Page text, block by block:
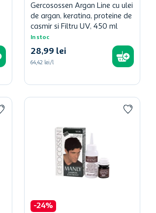
Gercosossen Argan Line cu ulei
de argan, keratina, proteine de
casmir si Filtru UV, 450 ml
In stoc
28,99 lei
64,42 lei/l
-24%